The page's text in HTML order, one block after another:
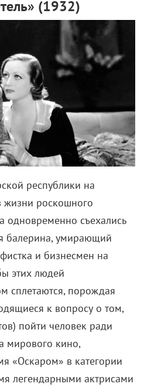
(1932)
республики на
жизни роскошного
одновременно съехались
балерина, умирающий
и бизнесмен на
этих людей
сплетаются, порождая
к вопросу о том,
пойти человек ради
мирового кино,
«Оскаром» в категории
легендарными актрисами